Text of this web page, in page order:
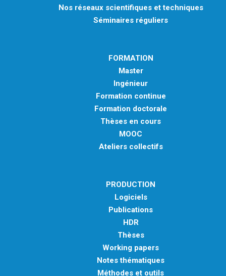
Nos réseaux scientifiques et techniques
Séminaires réguliers
FORMATION
Master
Ingénieur
Formation continue
Formation doctorale
Thèses en cours
MOOC
Ateliers collectifs
PRODUCTION
Logiciels
Publications
HDR
Thèses
Working papers
Notes thématiques
Méthodes et outils